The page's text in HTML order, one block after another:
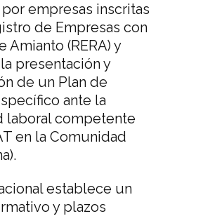
empresas inscritas
de Empresas con
Amianto (RERA) y
presentación y
de un Plan de
ante la
laboral competente
en la Comunidad
establece un
y plazos